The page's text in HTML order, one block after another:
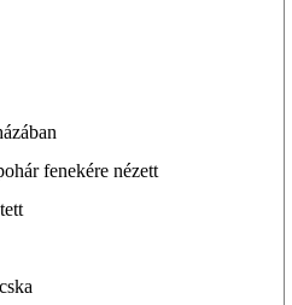
fenekére nézett